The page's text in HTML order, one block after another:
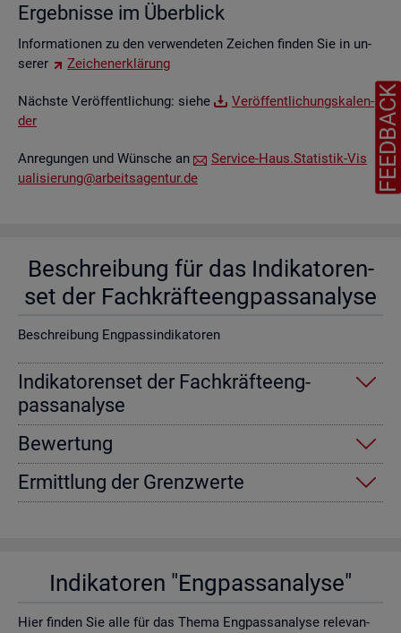
Er­geb­nis­se im Über­blick
In­for­ma­tio­nen zu den ver­wen­de­ten Zei­chen fin­den Sie in un­
se­rer
Zei­chen­er­klä­rung
Nächs­te Ver­öf­fent­li­chung: siehe
Ver­öf­fent­li­chungs­ka­len­
der
An­re­gun­gen und Wün­sche an
Ser­vice-Haus.​Statistik-​Vis​
uali​sier​ung@​arb​eits​agen​tur.​de
Be­schrei­bung für das In­di­ka­to­ren­
set der Fach­kräf­te­eng­pass­ana­ly­se
Be­schrei­bung Eng­pas­sin­di­ka­to­ren
In­di­ka­to­ren­set der Fach­kräf­te­eng­
pass­ana­ly­se
Be­wer­tung
Er­mitt­lung der Grenz­wer­te
In­di­ka­to­ren "Eng­pass­ana­ly­se"
Hier fin­den Sie alle für das Thema Eng­pass­ana­ly­se re­le­van­
FEEDBACK